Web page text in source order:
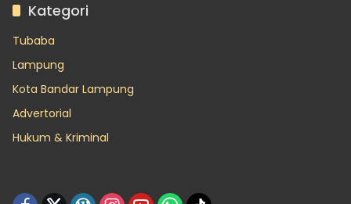
Kategori
Tubaba
Lampung
Kota Bandar Lampung
Advertorial
Hukum & Kriminal